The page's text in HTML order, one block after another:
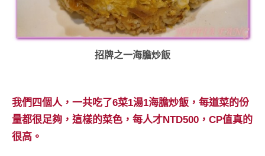
招牌之一海膽炒飯
我們四個人，一共吃了6菜1湯1海膽炒飯，每道菜的份
量都很足夠，這樣的菜色，每人才NTD500，CP值真的
很高。